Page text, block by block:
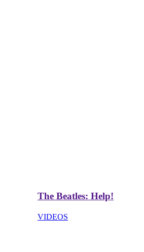
The Beatles: Help!
VIDEOS